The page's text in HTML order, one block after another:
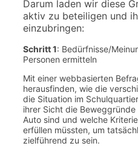
Darum laden wir diese
aktiv zu beteiligen und
einzubringen:
Schritt 1: Bedürfnisse/
Personen ermitteln
Mit einer webbasierten
herausfinden, wie die
die Situation im
ihrer Sicht die
Auto sind und welche
erfüllen müssten, um
zielführend zu sein.